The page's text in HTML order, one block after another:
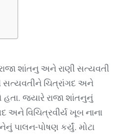
શાંતનુ અને રાણી સત્યવતી
સત્યવતીને ચિત્રાંગદ અને
હતા. જ્યારે રાજા શાંતનુનું
અને વિચિત્રવીર્ય ખૂબ નાના
પાલન-પોષણ કર્યું. મોટા